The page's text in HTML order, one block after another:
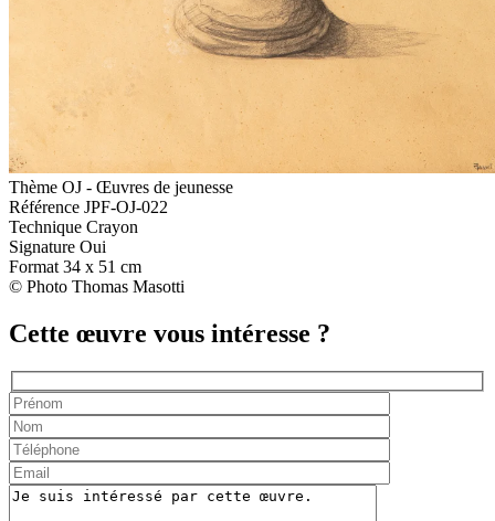
Thème OJ - Œuvres de jeunesse
Référence JPF-OJ-022
Technique Crayon
Signature Oui
Format 34 x 51 cm
© Photo Thomas Masotti
Cette œuvre vous intéresse ?